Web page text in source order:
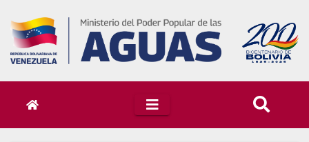
content